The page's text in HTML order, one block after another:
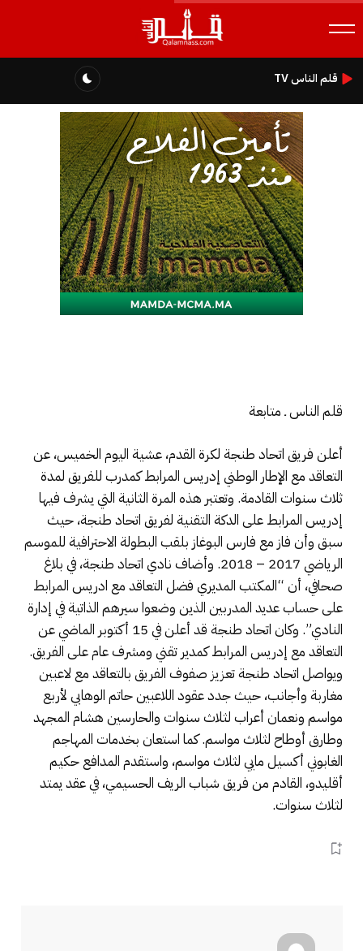
قلم الناس TV
قلم الناس ـ متابعة
أعلن فريق اتحاد طنجة لكرة القدم، عشية اليوم الخميس، عن
التعاقد مع الإطار الوطني إدريس المرابط كمدرب للفريق لمدة
ثلاث سنوات القادمة. وتعتبر هذه المرة الثانية التي يشرف فيها
إدريس المرابط على الدكة التقنية لفريق اتحاد طنجة، حيث
سبق وأن فاز مع فارس البوغاز بلقب البطولة الاحترافية للموسم
الرياضي 2017 – 2018. وأضاف نادي اتحاد طنجة، في بلاغ
صحافي، أن “المكتب المديري فضل التعاقد مع ادريس المرابط
على حساب عديد المدربين الذين وضعوا سيرهم الذاتية في إدارة
النادي”. وكان اتحاد طنجة قد أعلن في 15 أكتوبر الماضي عن
التعاقد مع إدريس المرابط كمدير تقني ومشرف عام على الفريق.
ويواصل اتحاد طنجة تعزيز صفوف الفريق بالتعاقد مع لاعبين
مغاربة وأجانب، حيث جدد عقود اللاعبين حاتم الوهابي لأربع
مواسم ونعمان أعراب لثلاث سنوات والحارسين هشام المجهد
وطارق أوطاح لثلاث مواسم. كما استعان بخدمات المهاجم
الغابوني أكسيل مايي لثلاث مواسم، واستقدم المدافع حكيم
أقليدو، القادم من فريق شباب الريف الحسيمي، في عقد يمتد
لثلاث سنوات.